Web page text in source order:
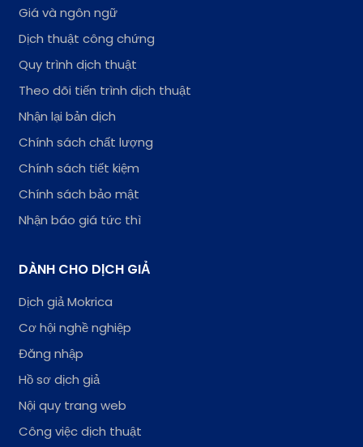
Giá và ngôn ngữ
Dịch thuật công chứng
Quy trình dịch thuật
Theo dõi tiến trình dịch thuật
Nhận lại bản dịch
Chính sách chất lượng
Chính sách tiết kiệm
Chính sách bảo mật
Nhận báo giá tức thì
DÀNH CHO DỊCH GIẢ
Dịch giả Mokrica
Cơ hội nghề nghiệp
Đăng nhập
Hồ sơ dịch giả
Nội quy trang web
Công việc dịch thuật